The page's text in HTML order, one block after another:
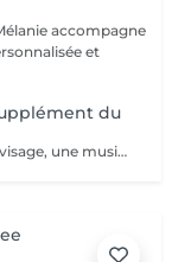
accompagne
et
du
Lors du massage facial pendant le soin du visage, une musique de relaxation douce ainsi que des techniques de massage spécifiques : la combinaison parfaite. Un véritable éveil des sens qui permet de se détendre, se relaxer, lâcher prise dans l'inconscient. Tous les muscles du visage sont massés, ce qui vous procure un état de relaxation ainsi qu'une assimilation de tous les effets bénéfiques du massage